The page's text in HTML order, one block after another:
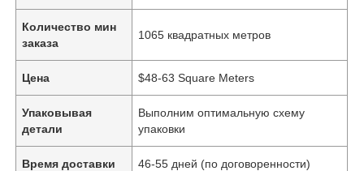
Количество мин
заказа
1065 квадратных метров
Цена $48-63 Square Meters
Упаковывая
детали
Выполним оптимальную схему
упаковки
Время доставки 46-55 дней (по договоренности)